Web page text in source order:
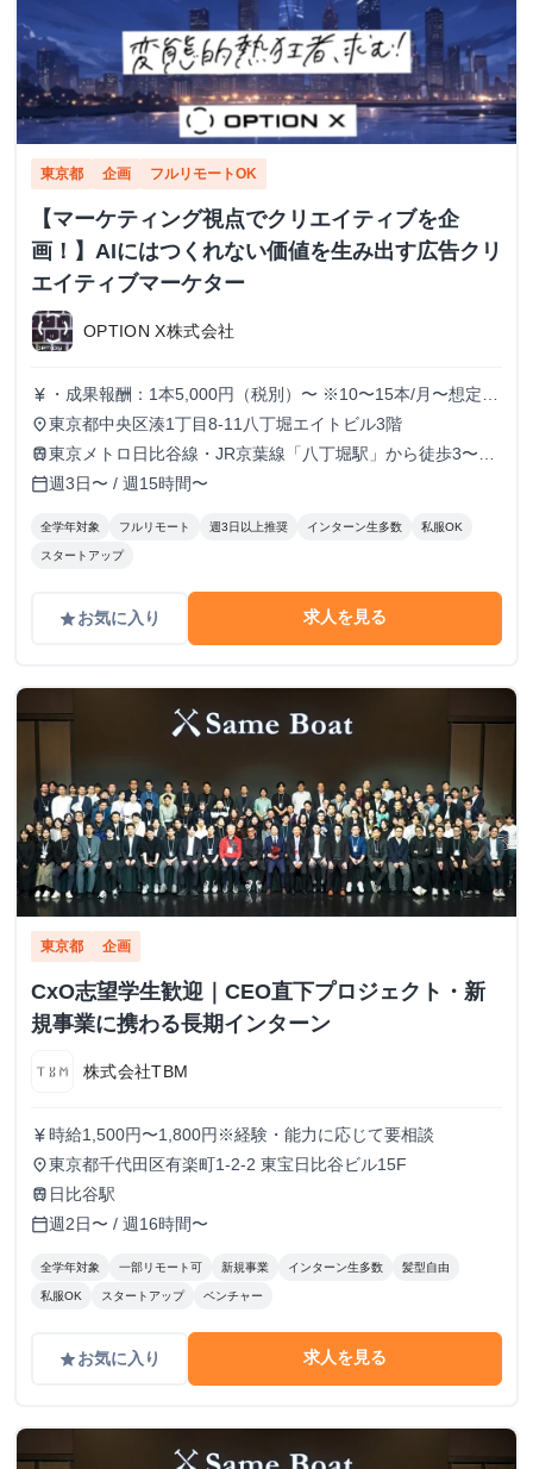
東京都 企画 フルリモートOK
【マーケティング視点でクリエイティブを企
画！】AIにはつくれない価値を生み出す広告クリ
エイティブマーケター
OPTION X株式会社
currency_yen ・成果報酬：1本5,000円（税別）〜 ※10〜15本/月〜想定
※経験、実績、能力等によって変動 ※トライアル期間の場
合変動あり
place東京都中央区湊1丁目8-11八丁堀エイトビル3階
train東京メトロ日比谷線・JR京葉線「八丁堀駅」から徒歩3〜6
分
calendar_today週3日〜 / 週15時間〜
全学年対象 フルリモート 週3日以上推奨 インターン生多数 私服OK
スタートアップ
gradeお気に入り 求人を見る
東京都 企画
CxO志望学生歓迎｜CEO直下プロジェクト・新
規事業に携わる長期インターン
株式会社TBM
currency_yen 時給1,500円〜1,800円※経験・能力に応じて要相談
place東京都千代田区有楽町1-2-2 東宝日比谷ビル15F
train 日比谷駅
calendar_today週2日〜 / 週16時間〜
全学年対象 一部リモート可 新規事業 インターン生多数 髪型自由
私服OK スタートアップ ベンチャー
gradeお気に入り 求人を見る